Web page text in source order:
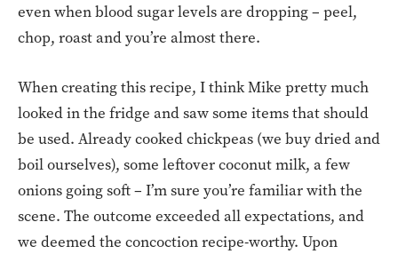
even when blood sugar levels are dropping – peel,
chop, roast and you’re almost there.
When creating this recipe, I think Mike pretty much
looked in the fridge and saw some items that should
be used. Already cooked chickpeas (we buy dried and
boil ourselves), some leftover coconut milk, a few
onions going soft – I’m sure you’re familiar with the
scene. The outcome exceeded all expectations, and
we deemed the concoction recipe-worthy. Upon